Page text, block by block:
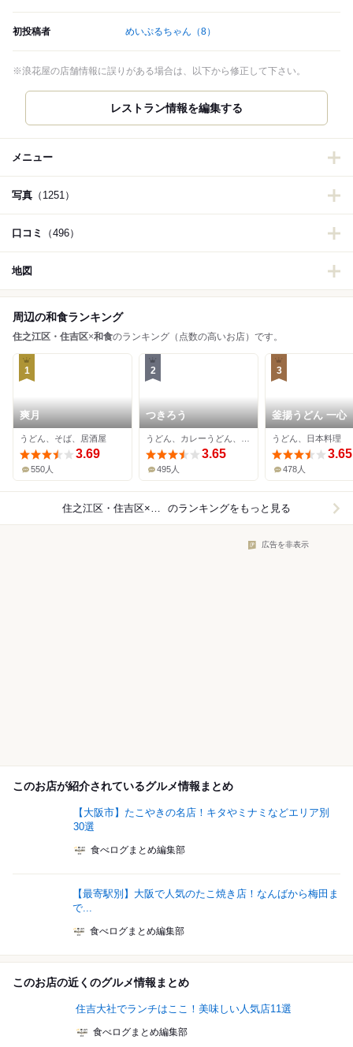
初投稿者 めいぷるちゃん （8）
※浪花屋の店舗情報に誤りがある場合は、以下から修正して下さい。
レストラン情報を編集する
メニュー
写真 （1251）
口コミ （496）
地図
周辺の和食ランキング
住之江区・住吉区×和食のランキング（点数の高いお店）です。
1
爽月
うどん、そば、居酒屋
3.69
550人
2
つきろう
3.65
495人
3
釜揚うどん 一心
うどん、日本料理
3.65
478人
住之江区・住吉区×和食 のランキングをもっと見る
広告を非表示
このお店が紹介されているグルメ情報まとめ
【大阪市】たこやきの名店！キタやミナミなどエリア別
30選
食べログまとめ編集部
【最寄駅別】大阪で人気のたこ焼き店！なんばから梅田ま
で...
食べログまとめ編集部
このお店の近くのグルメ情報まとめ
住吉大社でランチはここ！美味しい人気店11選
食べログまとめ編集部